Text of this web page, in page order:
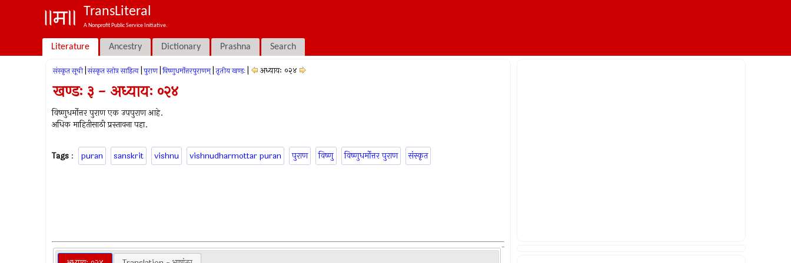
TransLiteral
A Nonprofit Public Service Initiative.
Literature Ancestry Dictionary Prashna Search
संस्कृत सूची संस्कृत स्तोत्र साहित्य पुराण विष्णुधर्मोत्तरपुराणम् तृतीय खण्डः अध्यायः ०२४
खण्डः ३ - अध्यायः ०२४
विष्णुधर्मोत्तर पुराण एक उपपुराण आहे.
अधिक माहितीसाठी प्रस्तावना पहा.
Tags : puran sanskrit vishnu vishnudharmottar puran पुराण विष्णु विष्णुधर्मोत्तर पुराण संस्कृत